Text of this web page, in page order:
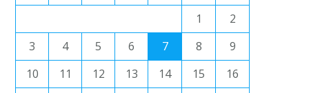
1
2
3
4 5 6 7 8
9
10
11 12 13 14 15
16